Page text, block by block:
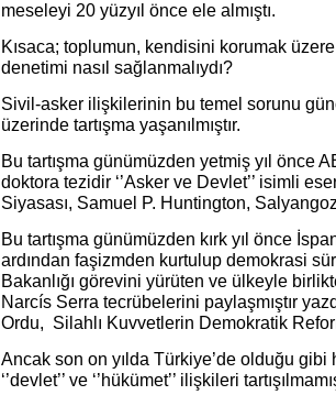
meseleyi 20 yüzyıl önce ele almıştı.
Kısaca; toplumun, kendisini korumak
denetimi nasıl sağlanmalıydı?
Sivil-asker ilişkilerinin bu temel sorunu
üzerinde tartışma yaşanılmıştır.
Bu tartışma günümüzden yetmiş yıl önce
doktora tezidir ‘’Asker ve Devlet’’ isimli
Siyasası, Samuel P. Huntington,
Bu tartışma günümüzden kırk yıl önce
ardından faşizmden kurtulup demokrasi
Bakanlığı görevini yürüten ve ülkeyle
Narcís Serra tecrübelerini paylaşmıştır
Ordu, Silahlı Kuvvetlerin Demokratik
Ancak son on yılda Türkiye’de olduğu gibi
‘’devlet’’ ve ‘’hükümet’’ ilişkileri